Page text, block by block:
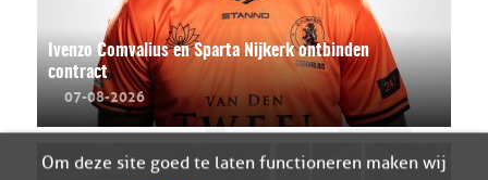
Ivenzo Comvalius en Sparta Nijkerk ontbinden
contract
07-08-2026
Om deze site goed te laten functioneren maken wij